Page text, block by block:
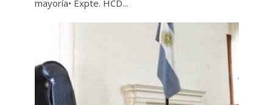
mayoría• Expte. HCD...